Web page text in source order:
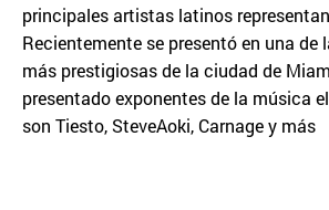
principales artistas latinos
Recientemente se presentó en una de
más prestigiosas de la ciudad de
presentado exponentes de la música
son Tiesto, SteveAoki, Carnage y más